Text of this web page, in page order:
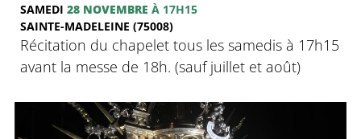
SAMEDI 28 NOVEMBRE À 17H15
SAINTE-MADELEINE (75008)
Récitation du chapelet tous les samedis à 17h15
avant la messe de 18h. (sauf juillet et août)